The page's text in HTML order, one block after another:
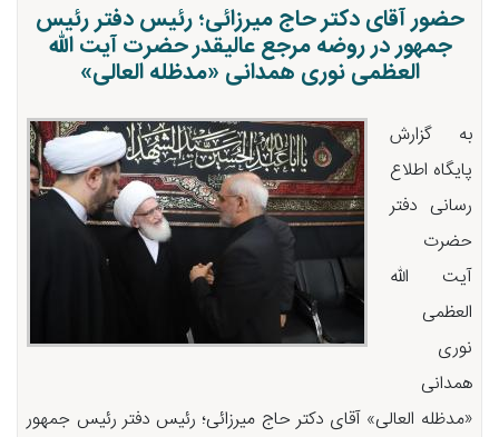
حضور آقای دکتر حاج میرزائی؛ رئیس دفتر رئیس
جمهور در روضه مرجع عالیقدر حضرت آیت الله
العظمی نوری همدانی «مدظله العالی»
به گزارش
پایگاه اطلاع
رسانی دفتر
حضرت
آیت الله
العظمی
نوری
همدانی
«مدظله العالی» آقای دکتر حاج میرزائی؛ رئیس دفتر رئیس جمهور